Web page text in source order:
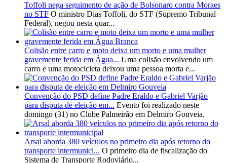
Toffoli nega seguimento de ação de Bolsonaro contra Moraes
no STF O ministro Dias Toffoli, do STF (Supremo Tribunal
Federal), negou nesta quar...
Colisão entre carro e moto deixa um morto e uma mulher
gravemente ferida em Água... Uma colisão envolvendo um
carro e uma motocicleta deixou uma pessoa morta e...
Convenção do PSD define Padre Eraldo e Gabriel Varjão
para disputa de eleição em... Evento foi realizado neste
domingo (31) no Clube Palmeirão em Delmiro Gouveia.
Arsal aborda 380 veículos no primeiro dia após retorno do
transporte intermunici... O primeiro dia de fiscalização do
Sistema de Transporte Rodoviário...